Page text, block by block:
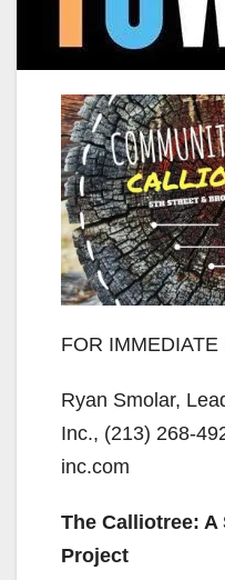
FOR IMMEDIATE
Ryan Smolar,
Inc., (213) 268-
inc.com
The Calliotree: A
Project